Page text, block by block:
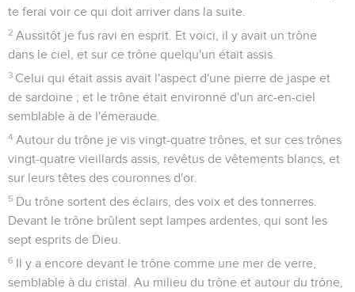
te ferai voir ce qui doit arriver dans la suite.
2 Aussitôt je fus ravi en esprit. Et voici, il y avait un trône
dans le ciel, et sur ce trône quelqu'un était assis.
3 Celui qui était assis avait l'aspect d'une pierre de jaspe et
de sardoine ; et le trône était environné d'un arc-en-ciel
semblable à de l'émeraude.
4 Autour du trône je vis vingt-quatre trônes, et sur ces trônes
vingt-quatre vieillards assis, revêtus de vêtements blancs, et
sur leurs têtes des couronnes d'or.
5 Du trône sortent des éclairs, des voix et des tonnerres.
Devant le trône brûlent sept lampes ardentes, qui sont les
sept esprits de Dieu.
6 Il y a encore devant le trône comme une mer de verre,
semblable à du cristal. Au milieu du trône et autour du trône,